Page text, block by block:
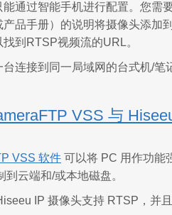
通过智能手机进行配置。您需
产品手册）的说明将摄像头添加
到RTSP视频流的URL。
台连接到同一局域网的台式机/笔
VSS 与
VSS 软件 可以将 PC 用作功能
到云端和/或本地磁盘。
IP 摄像头支持 RTSP，并